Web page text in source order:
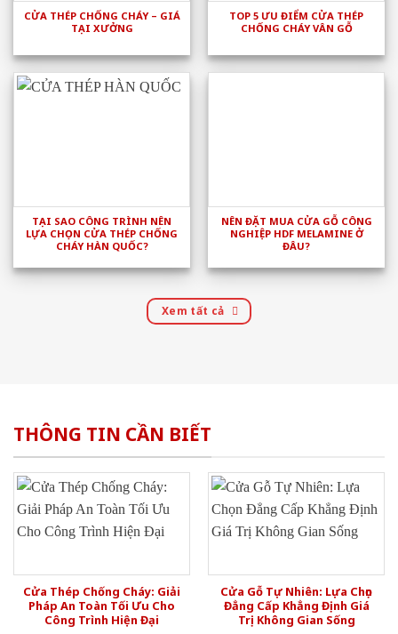
CỬA THÉP CHỐNG CHÁY – GIÁ
TẠI XƯỞNG
TOP 5 ƯU ĐIỂM CỬA THÉP
CHỐNG CHÁY VÂN GỖ
TẠI SAO CÔNG TRÌNH NÊN
LỰA CHỌN CỬA THÉP CHỐNG
CHÁY HÀN QUỐC?
NÊN ĐẶT MUA CỬA GỖ CÔNG
NGHIỆP HDF MELAMINE Ở
ĐÂU?
Xem tất cả
THÔNG TIN CẦN BIẾT
Cửa Thép Chống Cháy: Giải
Pháp An Toàn Tối Ưu Cho
Công Trình Hiện Đại
Cửa Gỗ Tự Nhiên: Lựa Chọn
Đẳng Cấp Khẳng Định Giá
Trị Không Gian Sống